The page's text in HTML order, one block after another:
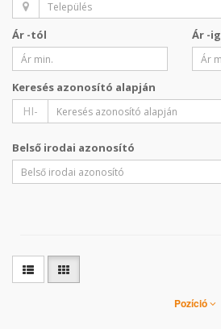
Ár -tól Ár -ig
Keresés azonosító alapján
HI-
Belső irodai azonosító
Pozíció